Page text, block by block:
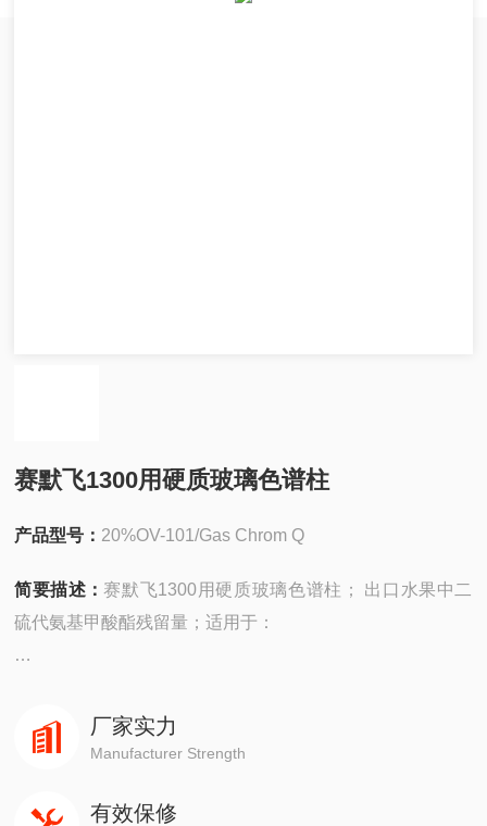
赛默飞1300用硬质玻璃色谱柱
产品型号： 20%OV-101/Gas Chrom Q
简要描述：赛默飞1300用硬质玻璃色谱柱； 出口水果中二
硫代氨基甲酸酯残留量；适用于：
4890,5890,6890,7820,7890,8860,8890
厂家实力
Manufacturer Strength
有效保修